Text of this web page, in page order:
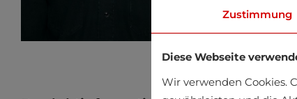
Zustimmung
Diese Webseite
Wir verwenden Cookies.